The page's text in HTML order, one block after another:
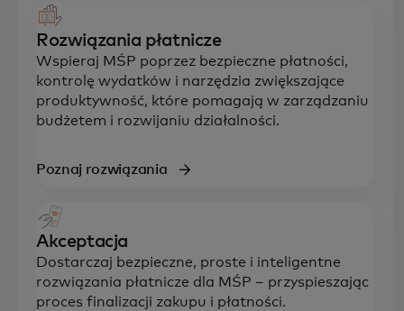
Rozwiązania płatnicze
Wspieraj MŚP poprzez bezpieczne płatności,
kontrolę wydatków i narzędzia zwiększające
produktywność, które pomagają w zarządzaniu
budżetem i rozwijaniu działalności.
Poznaj rozwiązania
Akceptacja
Dostarczaj bezpieczne, proste i inteligentne
rozwiązania płatnicze dla MŚP – przyspieszając
proces finalizacji zakupu i płatności.